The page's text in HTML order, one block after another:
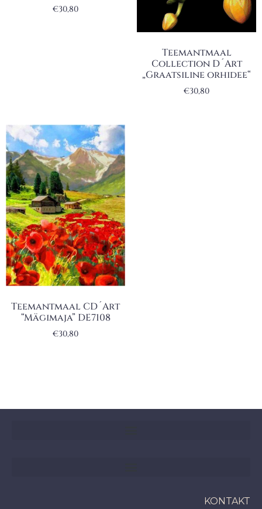
€30,80
Teemantmaal
Collection D´Art
„Graatsiline orhidee“
€30,80
Teemantmaal CD´Art
“Mägimaja” DE7108
€30,80
KONTAKT